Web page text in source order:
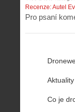
Recenze: Autel
Pro psaní
Aktuality
Co je